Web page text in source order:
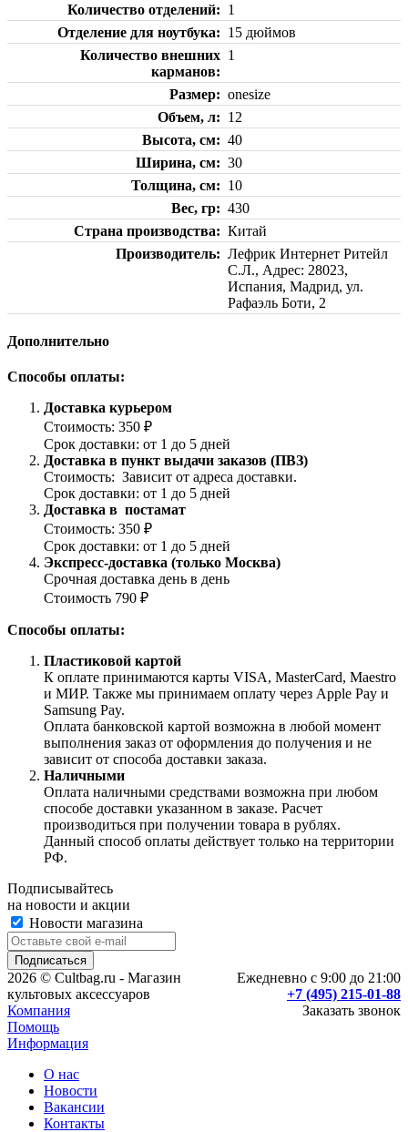
Количество отделений
1
Отделение для ноутбука
15 дюймов
Количество внешних
карманов
1
Размер
onesize
Объем, л
12
Высота, см
40
Ширина, см
30
Толщина, см
10
Вес, гр
430
Страна производства
Китай
Производитель
Лефрик Интернет Ритейл
С.Л., Адрес: 28023,
Испания, Мадрид, ул.
Рафаэль Боти, 2
Дополнительно
Способы оплаты:
Доставка курьером
Стоимость: 350 ₽
Срок доставки: от 1 до 5 дней
Доставка в пункт выдачи заказов (ПВЗ)
Стоимость: Зависит от адреса доставки.
Срок доставки: от 1 до 5 дней
Доставка в постамат
Стоимость: 350 ₽
Срок доставки: от 1 до 5 дней
Экспресс-доставка (только Москва)
Срочная доставка день в день
Стоимость 790 ₽
Способы оплаты:
Пластиковой картой
К оплате принимаются карты VISA, MasterCard, Maestro
и МИР. Также мы принимаем оплату через Apple Pay и
Samsung Pay.
Оплата банковской картой возможна в любой момент
выполнения заказ от оформления до получения и не
зависит от способа доставки заказа.
Наличными
Оплата наличными средствами возможна при любом
способе доставки указанном в заказе. Расчет
производиться при получении товара в рублях.
Данный способ оплаты действует только на территории
РФ.
Подписывайтесь
на новости и акции
Новости магазина
Ежедневно с 9:00 до 21:00
+7 (495) 215-01-88
Заказать звонок
2026 © Cultbag.ru - Магазин
культовых аксессуаров
Компания
Помощь
Информация
О нас
Новости
Вакансии
Контакты